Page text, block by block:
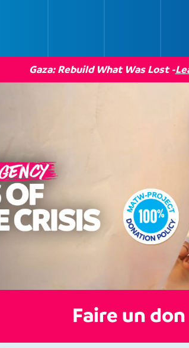
Gaza: Rebuild What Was Lost -
Faire un don